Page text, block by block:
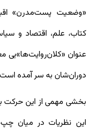
«وضعیت پست‌مدرن»
کتاب، علم، اقتصاد و
عنوان
دوران‌شان به سر آمده
بخشی مهمی از این
این نظریات در میان